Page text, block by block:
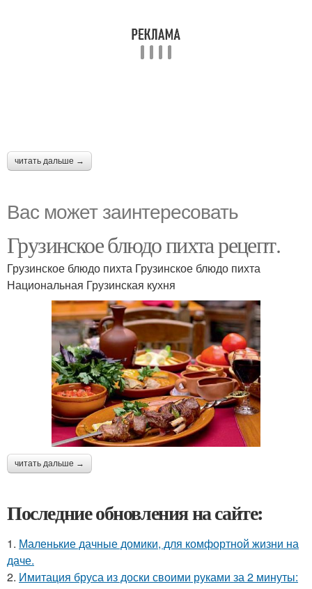
читать дальше →
Вас может заинтересовать
Грузинское блюдо пихта рецепт.
Грузинское блюдо пихта Грузинское блюдо пихта
Национальная Грузинская кухня
читать дальше →
Последние обновления на сайте:
1. Маленькие дачные домики, для комфортной жизни на
даче.
2. Имитация бруса из доски своими руками за 2 минуты: